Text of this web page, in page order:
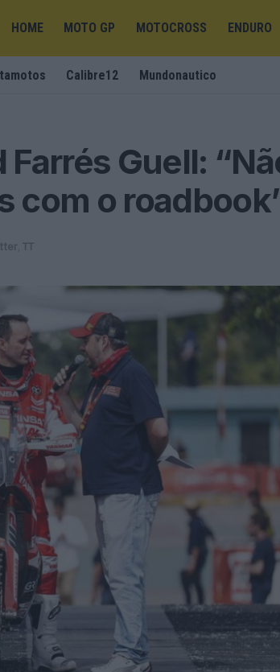
HOME MOTO GP MOTOCROSS ENDURO
Calibre12 Mundonautico
Farrés Guell:
com o
TT